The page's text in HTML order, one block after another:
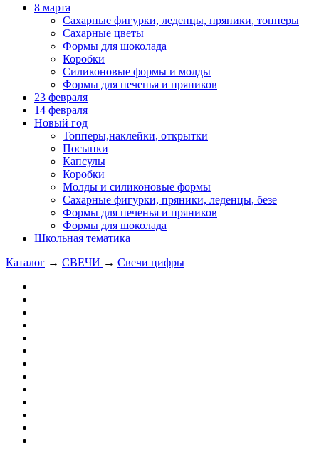
8 марта
Сахарные фигурки, леденцы, пряники, топперы
Сахарные цветы
Формы для шоколада
Коробки
Силиконовые формы и молды
Формы для печенья и пряников
23 февраля
14 февраля
Новый год
Топперы,наклейки, открытки
Посыпки
Капсулы
Коробки
Молды и силиконовые формы
Сахарные фигурки, пряники, леденцы, безе
Формы для печенья и пряников
Формы для шоколада
Школьная тематика
Каталог → СВЕЧИ → Свечи цифры